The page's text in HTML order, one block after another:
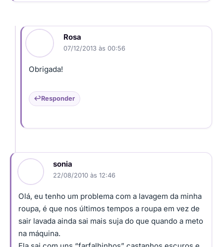
Rosa
07/12/2013 às 00:56
Obrigada!
Responder
sonia
22/08/2010 às 12:46
Olá, eu tenho um problema com a lavagem da minha
roupa, é que nos últimos tempos a roupa em vez de
sair lavada ainda sai mais suja do que quando a meto
na máquina.